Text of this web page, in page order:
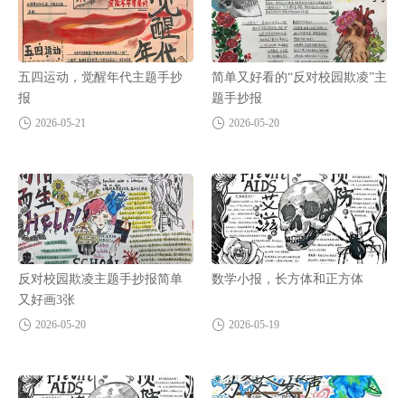
五四运动，觉醒年代主题手抄
报
2026-05-21
简单又好看的“反对校园欺凌”主
题手抄报
2026-05-20
反对校园欺凌主题手抄报简单
又好画3张
2026-05-20
数学小报，长方体和正方体
2026-05-19